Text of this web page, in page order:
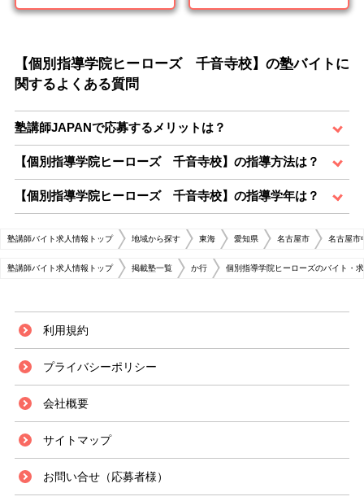
【個別指導学院ヒーローズ 千音寺校】の塾バイトに
関するよくある質問
塾講師JAPANで応募するメリットは？
【個別指導学院ヒーローズ 千音寺校】の指導方法は？
【個別指導学院ヒーローズ 千音寺校】の指導学年は？
塾講師バイト求人情報トップ 地域から探す 東海 愛知県 名古屋市 名古屋市
塾講師バイト求人情報トップ 掲載塾一覧 か行 個別指導学院ヒーローズのバイト・
利用規約
プライバシーポリシー
会社概要
サイトマップ
お問い合せ（応募者様）